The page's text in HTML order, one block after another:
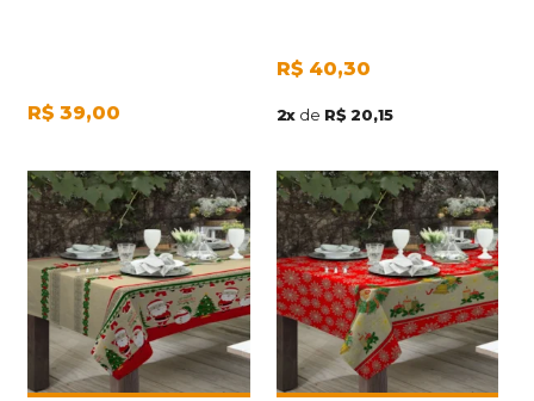
R$ 39,00
R$ 40,30
2x de R$ 20,15